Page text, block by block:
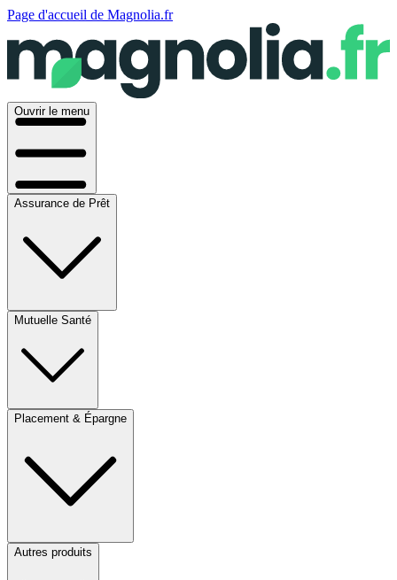
Page d'accueil de Magnolia.fr
Ouvrir le menu
Assurance de Prêt
Mutuelle Santé
Placement & Épargne
Autres produits